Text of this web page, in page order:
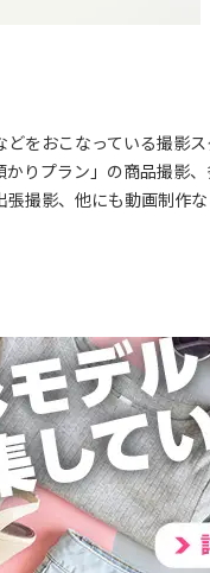
をおこなっている撮影
りプラン」の商品撮影
撮影、他にも動画制作